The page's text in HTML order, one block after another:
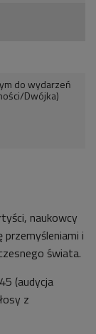
do wydarzeń
Dwójka)
naukowcy
przemyśleniami i
świata.
(audycja
z